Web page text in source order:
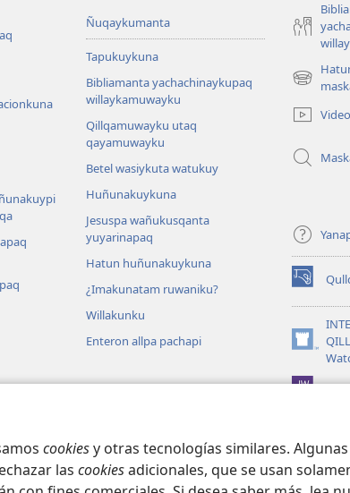
cookiesy otras tecnologías similares. Algunas
las cookiesadicionales, que se usan
Ñuqaykumanta
Tapukuykuna
Bibliamanta yachachinaykupaq
willaykamuwayku
Qillqamuwayku utaq
qayamuwayku
Betel wasiykuta watukuy
Huñunakuykuna
Jesuspa wañukusqanta
yuyarinapaq
Hatun huñunakuykuna
¿Imakunatam ruwaniku?
Willakunku
Enteron allpa pachapi
(abre
nueva
(abre
una
ventana)
(abre
nuevaJW